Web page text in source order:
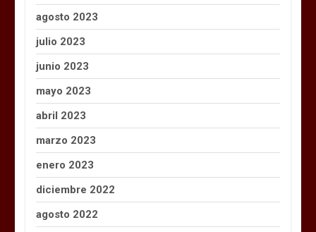
agosto 2023
julio 2023
junio 2023
mayo 2023
abril 2023
marzo 2023
enero 2023
diciembre 2022
agosto 2022